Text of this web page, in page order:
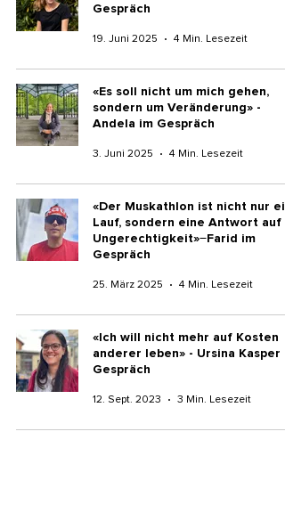
Gespräch
19. Juni 2025 4 Min. Lesezeit
«Es soll nicht um mich gehen,
sondern um Veränderung» -
Andela im Gespräch
3. Juni 2025 4 Min. Lesezeit
«Der Muskathlon ist nicht nur ein
Lauf, sondern eine Antwort auf
Ungerechtigkeit» ̶ Farid im
Gespräch
25. März 2025 4 Min. Lesezeit
«Ich will nicht mehr auf Kosten
anderer leben» - Ursina Kasper
Gespräch
12. Sept. 2023 3 Min. Lesezeit